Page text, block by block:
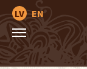
LV EN